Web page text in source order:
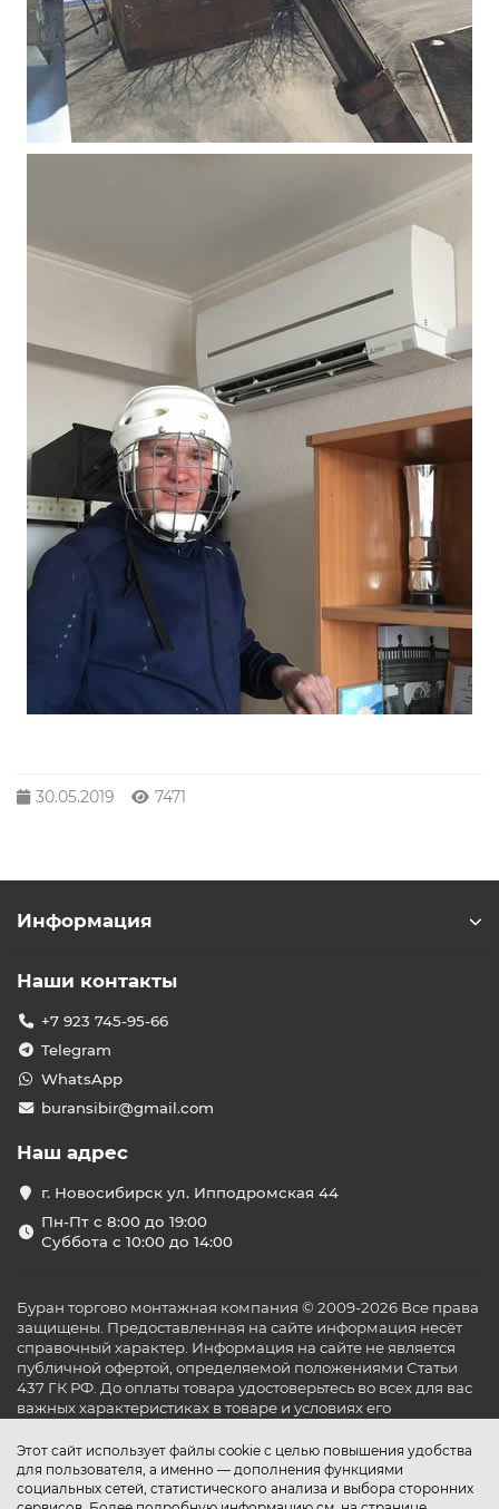
30.05.2019 7471
Этот сайт использует файлы cookie с целью повышения удобства
для пользователя, а именно — дополнения функциями
социальных сетей, статистического анализа и выбора сторонних
Информация
Наши контакты
+7 923 745-95-66
Telegram
WhatsApp
buransibir@gmail.com
Наш адрес
г. Новосибирск ул. Ипподромская 44
Пн-Пт с 8:00 до 19:00
Суббота с 10:00 до 14:00
Буран торгово монтажная компания © 2009-2026 Все права
защищены. Предоставленная на сайте информация несёт
справочный характер. Информация на сайте не является
публичной офертой, определяемой положениями Статьи
437 ГК РФ. До оплаты товара удостоверьтесь во всех для вас
важных характеристиках в товаре и условиях его